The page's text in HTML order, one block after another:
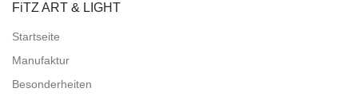
FiTZ ART & LIGHT
Startseite
Manufaktur
Besonderheiten